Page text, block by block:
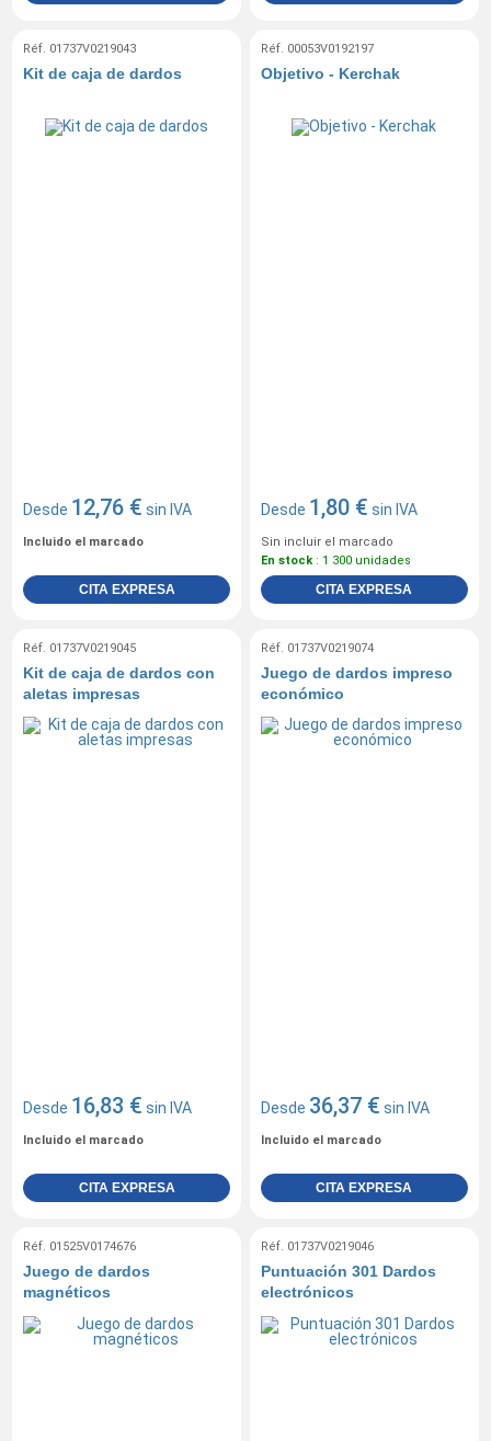
Réf. 01737V0219043
Kit de caja de dardos
Desde 12,76 € sin IVA
Incluido el marcado
CITA EXPRESA
Réf. 00053V0192197
Objetivo - Kerchak
Desde 1,80 € sin IVA
Sin incluir el marcado
En stock: 1 300 unidades
CITA EXPRESA
Réf. 01737V0219045
Kit de caja de dardos con
aletas impresas
Desde 16,83 € sin IVA
Incluido el marcado
CITA EXPRESA
Réf. 01737V0219074
Juego de dardos impreso
económico
Desde 36,37 € sin IVA
Incluido el marcado
CITA EXPRESA
Réf. 01525V0174676
Juego de dardos
magnéticos
Réf. 01737V0219046
Puntuación 301 Dardos
electrónicos